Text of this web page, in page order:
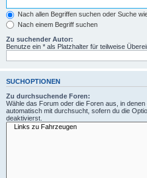
Nach allen Begriffen suchen oder Suche
Nach einem Begriff suchen
Zu suchender Autor:
Benutze ein * als Platzhalter für teilweise
SUCHOPTIONEN
Zu durchsuchende Foren:
Wähle das Forum oder die Foren aus, in
automatisch mit durchsucht, sofern du die
deaktivierst.